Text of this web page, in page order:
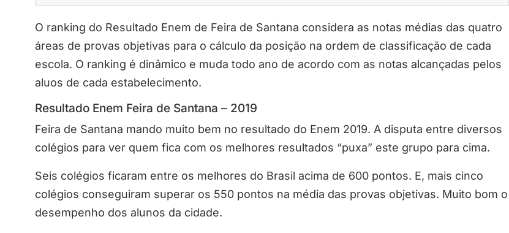
O ranking do Resultado Enem de Feira de Santana considera as notas médias das quatro
áreas de provas objetivas para o cálculo da posição na ordem de classificação de cada
escola. O ranking é dinâmico e muda todo ano de acordo com as notas alcançadas pelos
aluos de cada estabelecimento.
Resultado Enem Feira de Santana – 2019
Feira de Santana mando muito bem no resultado do Enem 2019. A disputa entre diversos
colégios para ver quem fica com os melhores resultados “puxa” este grupo para cima.
Seis colégios ficaram entre os melhores do Brasil acima de 600 pontos. E, mais cinco
colégios conseguiram superar os 550 pontos na média das provas objetivas. Muito bom o
desempenho dos alunos da cidade.